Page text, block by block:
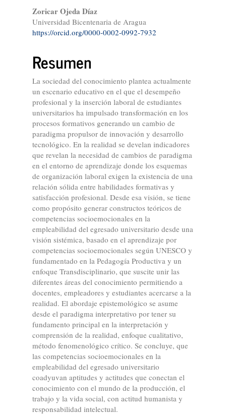
Contenido
principal
del
artículo
Zoricar Ojeda Díaz
Universidad Bicentenaria de Aragua
https://orcid.org/0000-0002-0992-7932
Resumen
La sociedad del conocimiento plantea actualmente
un escenario educativo en el que el desempeño
profesional y la inserción laboral de estudiantes
universitarios ha impulsado transformación en los
procesos formativos generando un cambio de
paradigma propulsor de innovación y desarrollo
tecnológico. En la realidad se develan indicadores
que revelan la necesidad de cambios de paradigma
en el entorno de aprendizaje donde los esquemas
de organización laboral exigen la existencia de una
relación sólida entre habilidades formativas y
satisfacción profesional. Desde esa visión, se tiene
como propósito generar constructos teóricos de
competencias socioemocionales en la
empleabilidad del egresado universitario desde una
visión sistémica, basado en el aprendizaje por
competencias socioemocionales según UNESCO y
fundamentado en la Pedagogía Productiva y un
enfoque Transdisciplinario, que suscite unir las
diferentes áreas del conocimiento permitiendo a
docentes, empleadores y estudiantes acercarse a la
realidad. El abordaje epistemológico se asume
desde el paradigma interpretativo por tener su
fundamento principal en la interpretación y
comprensión de la realidad, enfoque cualitativo,
método fenomenológico crítico. Se concluye, que
las competencias socioemocionales en la
empleabilidad del egresado universitario
coadyuvan aptitudes y actitudes que conectan el
conocimiento con el mundo de la producción, el
trabajo y la vida social, con actitud humanista y
responsabilidad intelectual.